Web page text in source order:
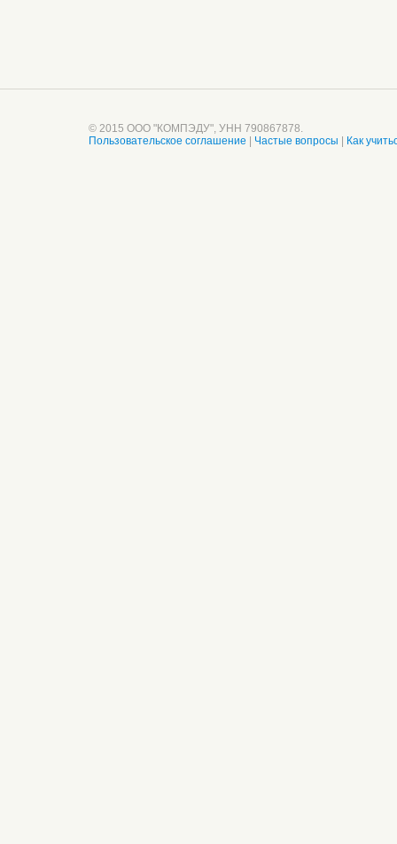
© 2015 ООО "КОМПЭДУ", УНН 790867878.
Пользовательское соглашение
Частые вопросы Как